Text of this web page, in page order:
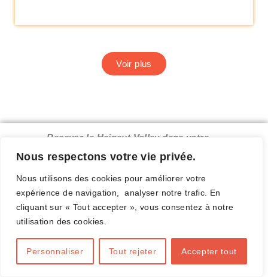
Nous respectons votre vie privée.
Nous utilisons des cookies pour améliorer votre
expérience de navigation, analyser notre trafic. En
cliquant sur « Tout accepter », vous consentez à notre
utilisation des cookies.
Personnaliser Tout rejeter Accepter tout
Voir plus
Recevez le Hainaut Volley dans votre
boîte mail.
Complétez ce formulaire
E-mail valide